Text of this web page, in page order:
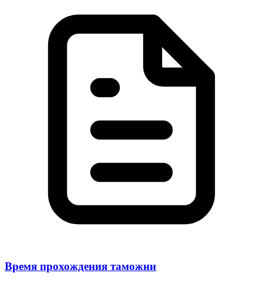
Время прохождения таможни